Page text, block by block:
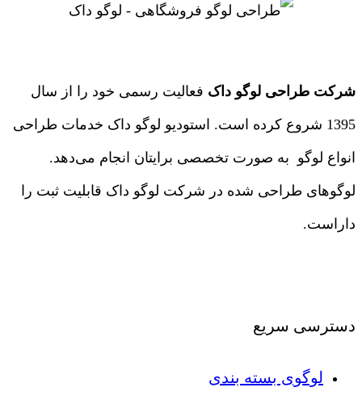
شرکت طراحی لوگو داک فعالیت رسمی خود را از سال
1395 شروع کرده است. استودیو لوگو داک خدمات طراحی
انواع لوگو به صورت تخصصی برایتان انجام می‌دهد.
لوگوهای طراحی شده در شرکت لوگو داک قابلیت ثبت را
داراست.
دسترسی سریع
لوگوی بسته بندی